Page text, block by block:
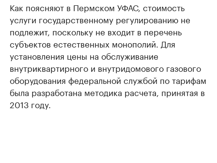
Как поясняют в Пермском УФАС, стоимость
услуги государственному регулированию не
подлежит, поскольку не входит в перечень
субъектов естественных монополий. Для
установления цены на обслуживание
внутриквартирного и внутридомового газового
оборудования федеральной службой по тарифам
была разработана методика расчета, принятая в
2013 году.